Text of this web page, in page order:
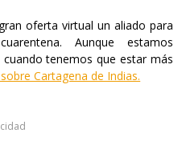
oferta virtual un aliado para
Aunque estamos
tenemos que estar más
Cartagena de Indias.